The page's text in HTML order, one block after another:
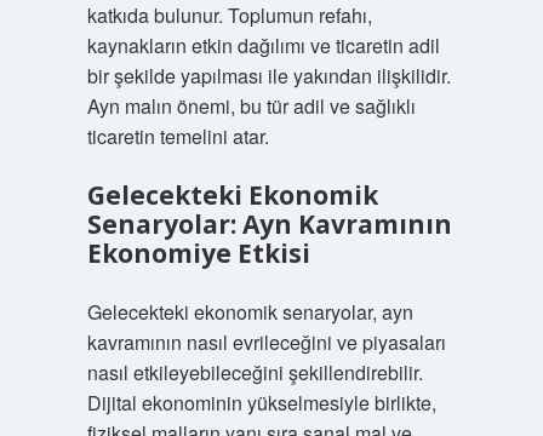
katkıda bulunur. Toplumun refahı,
kaynakların etkin dağılımı ve ticaretin adil
bir şekilde yapılması ile yakından ilişkilidir.
Ayn malın önemi, bu tür adil ve sağlıklı
ticaretin temelini atar.
Gelecekteki Ekonomik
Senaryolar: Ayn Kavramının
Ekonomiye Etkisi
Gelecekteki ekonomik senaryolar, ayn
kavramının nasıl evrileceğini ve piyasaları
nasıl etkileyebileceğini şekillendirebilir.
Dijital ekonominin yükselmesiyle birlikte,